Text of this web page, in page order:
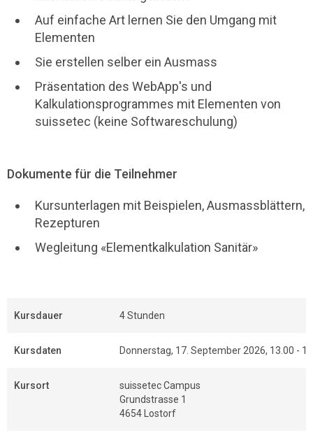
Auf einfache Art lernen Sie den Umgang mit
Elementen
Sie erstellen selber ein Ausmass
Präsentation des WebApp's und
Kalkulationsprogrammes mit Elementen von
suissetec (keine Softwareschulung)
Dokumente für die Teilnehmer
Kursunterlagen mit Beispielen, Ausmassblättern,
Rezepturen
Wegleitung «Elementkalkulation Sanitär»
Kursdauer 4 Stunden
Kursdaten Donnerstag, 17. September 2026, 13.00 -
Kursort
suissetec Campus
Grundstrasse 1
4654 Lostorf